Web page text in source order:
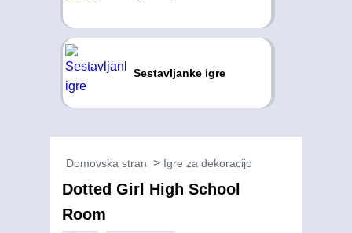
Sestavljanke igre
Domovska stran Igre za dekoracijo
Dotted Girl High School
Room